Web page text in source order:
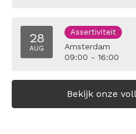
28
AUG
Assertiviteit
Amsterdam
09:00 - 16:00
Bekijk onze